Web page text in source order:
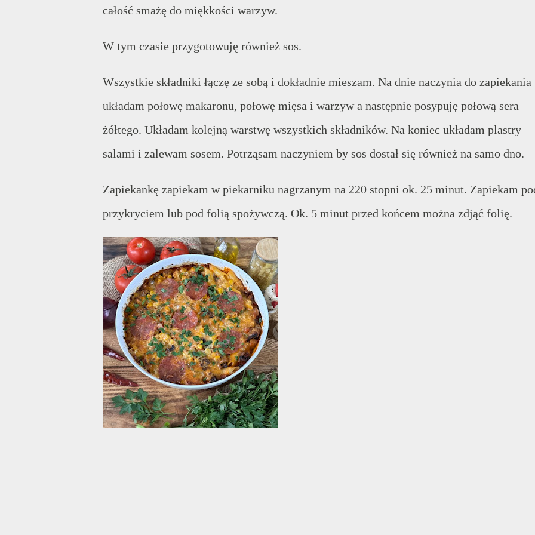
całość smażę do miękkości warzyw.
W tym czasie przygotowuję również sos.
Wszystkie składniki łączę ze sobą i dokładnie mieszam. Na dnie naczynia do zapiekania
układam połowę makaronu, połowę mięsa i warzyw a następnie posypuję połową sera
żółtego. Układam kolejną warstwę wszystkich składników. Na koniec układam plastry
salami i zalewam sosem. Potrząsam naczyniem by sos dostał się również na samo dno.
Zapiekankę zapiekam w piekarniku nagrzanym na 220 stopni ok. 25 minut. Zapiekam
przykryciem lub pod folią spożywczą. Ok. 5 minut przed końcem można zdjąć folię.